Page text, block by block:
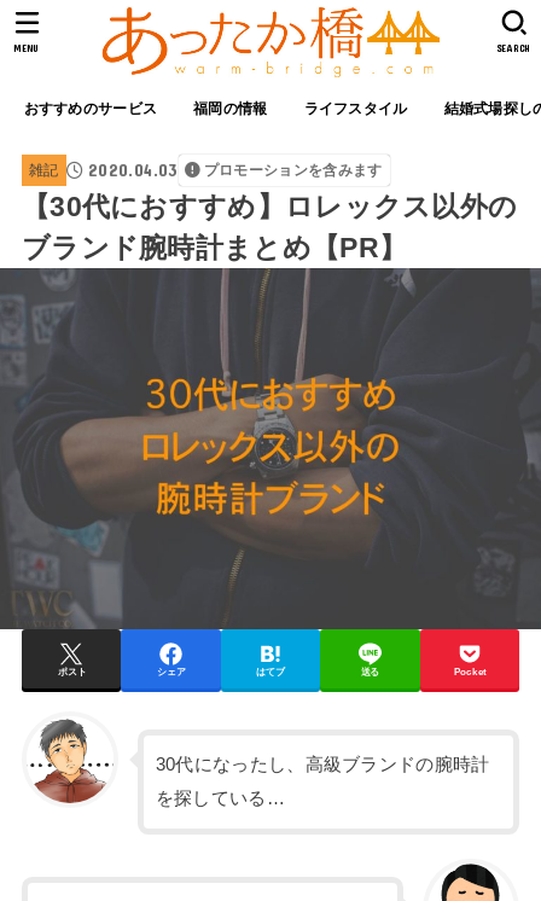
おすすめのサービス 福岡の情報 ライフスタイル 結婚式場探し
SEARCH
MENU
雑記 2020.04.03 プロモーションを含みます
【30代におすすめ】ロレックス以外の
ブランド腕時計まとめ【PR】
ポスト シェア はてブ 送る Pocket
30代になったし、高級ブランドの腕時計
を探している…